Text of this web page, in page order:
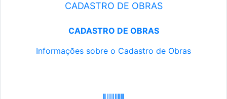
CADASTRO DE OBRAS
CADASTRO DE OBRAS
Informações sobre o Cadastro de Obras